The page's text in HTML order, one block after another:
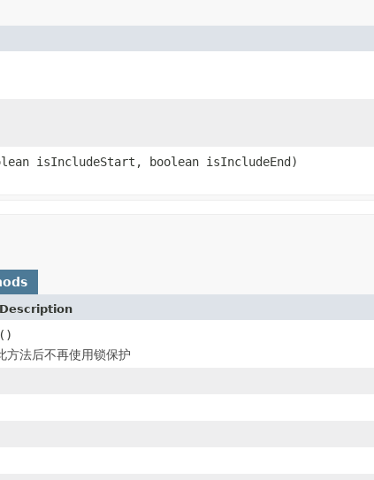
isIncludeStart, boolean isIncludeEnd)
()
方法后不再使用锁保护